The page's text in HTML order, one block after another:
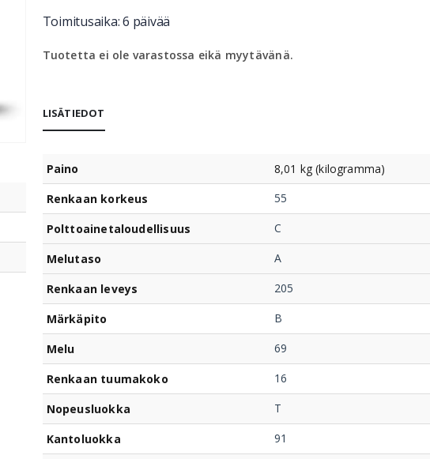
Toimitusaika: 6 päivää
Tuotetta ei ole varastossa eikä myytävänä.
LISÄTIEDOT
Paino
8,01 kg (kilogramma)
Renkaan korkeus
55
Polttoainetaloudellisuus C
Melutaso A
Renkaan leveys 205
Märkäpito B
Melu 69
Renkaan tuumakoko 16
Nopeusluokka T
Kantoluokka 91